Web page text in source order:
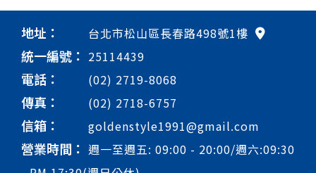
地址： 台北市松山區長春路498號1樓
統一編號： 25114439
電話： (02) 2719-8068
傳真： (02) 2718-6757
信箱： goldenstyle1991@gmail.com
營業時間： 週一至週五: 09:00 - 20:00/週六:09:30